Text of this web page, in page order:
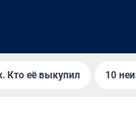
Кто её выкупил 10